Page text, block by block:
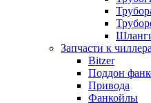
Запчасти к
Bitzer
Поддон
Привода
Фанкойлы